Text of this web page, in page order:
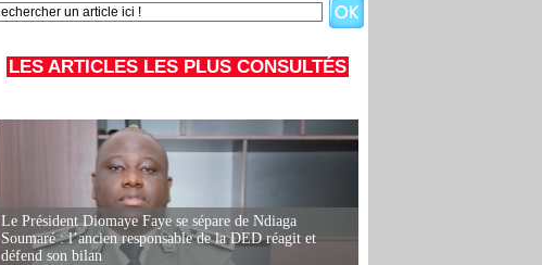
LES ARTICLES LES PLUS CONSULTÉS
Le Président Diomaye Faye se sépare de Ndiaga
Soumaré : l’ancien responsable de la DED réagit et
défend son bilan